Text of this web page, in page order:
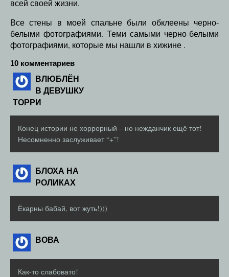
всей своей жизни.
Все стены в моей спальне были обклеены черно-
белыми фотографиями. Теми самыми черно-белыми
фотографиями, которые мы нашли в хижине .
10 комментариев
ВЛЮБЛЁН
В ДЕВУШКУ
ТОРРИ
Конец истории не хоррорный – но нежданчик ещё тот!
Несомненно заслуживает “+”!
БЛОХА НА
РОЛИКАХ
Ёкарны бабай, вот жуть!)))
ВОВА
Как-то слабовато!